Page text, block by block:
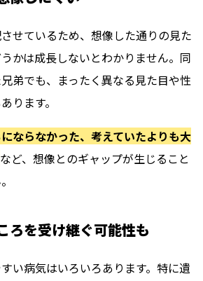
せているため、想像した通りの見た
かは成長しないとわかりません。同
弟でも、まったく異なる見た目や性
ります。
ならなかった、考えていたよりも大
など、想像とのギャップが生じること
ろを受け継ぐ可能性も
い病気はいろいろあります。特に遺